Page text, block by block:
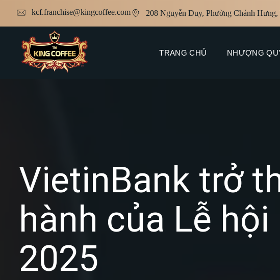
kcf.franchise@kingcoffee.com 208 Nguyễn Duy, Phường Chánh
TRANG CHỦ NHƯỢNG
VietinBank trở
hành của Lễ
2025